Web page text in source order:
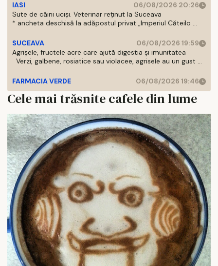
IASI
06/08/2026 20:26
Sute de câini uciși. Veterinar reținut la Suceava
* ancheta deschisă la adăpostul privat „Imperiul Căteilo ...
SUCEAVA
06/08/2026 19:59
Agrișele, fructele acre care ajută digestia și imunitatea
Verzi, galbene, rosiatice sau violacee, agrisele au un gust ...
FARMACIA VERDE 06/08/2026 19:46
Cele mai trăsnite cafele din lume